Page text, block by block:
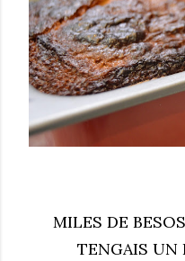
MILES DE
TENGAIS UN